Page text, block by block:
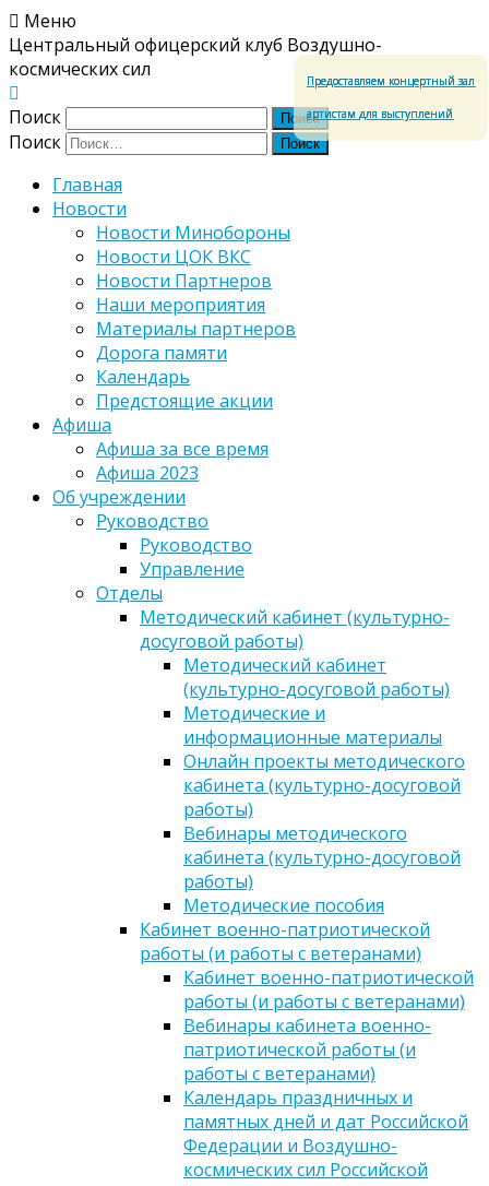
Меню
Центральный офицерский клуб Воздушно-
космических сил
Поиск
Поиск
Главная
Новости
Новости Минобороны
Новости ЦОК ВКС
Новости Партнеров
Наши мероприятия
Материалы партнеров
Дорога памяти
Календарь
Предстоящие акции
Афиша
Афиша за все время
Афиша 2023
Об учреждении
Руководство
Руководство
Управление
Отделы
Методический кабинет (культурно-
досуговой работы)
Методический кабинет
(культурно-досуговой работы)
Методические и
информационные материалы
Онлайн проекты методического
кабинета (культурно-досуговой
работы)
Вебинары методического
кабинета (культурно-досуговой
работы)
Методические пособия
Кабинет военно-патриотической
работы (и работы с ветеранами)
Кабинет военно-патриотической
работы (и работы с ветеранами)
Вебинары кабинета военно-
патриотической работы (и
работы с ветеранами)
Календарь праздничных и
памятных дней и дат Российской
Федерации и Воздушно-
космических сил Российской
Предоставляем концертный зал
артистам для выступлений